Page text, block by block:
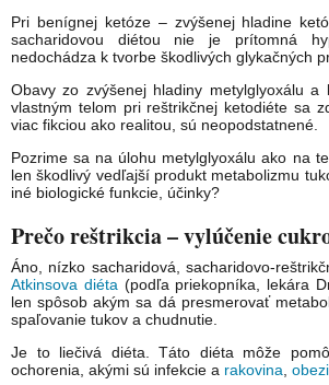
Pri benígnej ketóze – zvýšenej hladine
sacharidovou diétou nie je prítomná
nedochádza k tvorbe škodlivých glykačných
Obavy zo zvýšenej hladiny metylglyoxálu a
vlastným telom pri reštrikčnej ketodiéte sa
viac fikciou ako realitou, sú neopodstatnené.
Pozrime sa na úlohu metylglyoxálu ako na
len škodlivý vedľajší produkt metabolizmu
iné biologické funkcie, účinky?
Prečo reštrikcia – vylúčenie
Áno, nízko sacharidová, sacharidovo-
Atkinsova diéta (podľa priekopníka, lekára
len spôsob akým sa dá presmerovať
spaľovanie tukov a chudnutie.
Je to liečivá diéta. Táto diéta môže
ochorenia, akými sú infekcie a rakovina